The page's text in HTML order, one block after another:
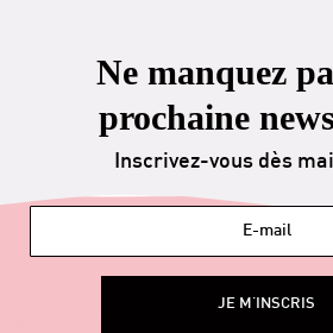
Ne manquez
prochaine
Inscrivez-vous dès
JE M'INSCRIS